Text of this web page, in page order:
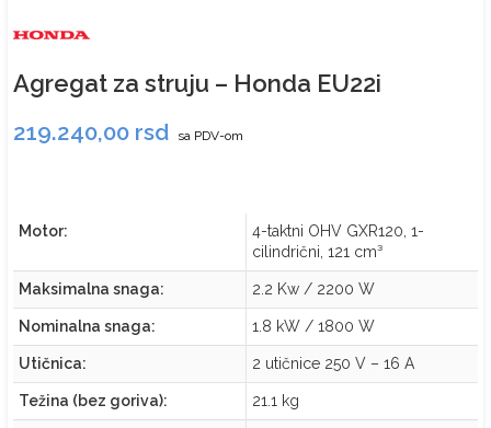
Agregat za struju – Honda EU22i
219.240,00 rsd sa PDV-om
Motor:
4-taktni OHV GXR120, 1-
cilindrični, 121 cm³
Maksimalna snaga: 2.2 Kw / 2200 W
Nominalna snaga: 1.8 kW / 1800 W
Utičnica: 2 utičnice 250 V – 16 A
Težina (bez goriva): 21.1 kg